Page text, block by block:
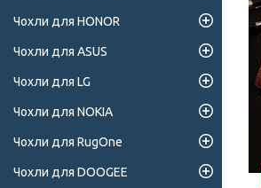
Чохли для HONOR
Чохли для ASUS
Чохли для LG
Чохли для NOKIA
Чохли для RugOne
Чохли для DOOGEE